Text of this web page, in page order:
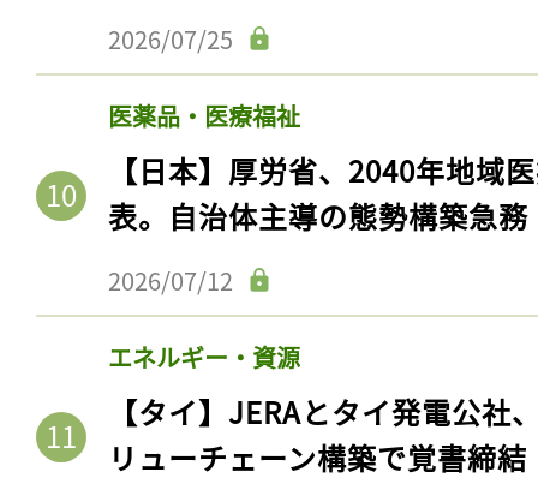
2026/07/25
医薬品・医療福祉
【日本】厚労省、2040年地域
表。自治体主導の態勢構築急務
2026/07/12
エネルギー・資源
【タイ】JERAとタイ発電公社
リューチェーン構築で覚書締結